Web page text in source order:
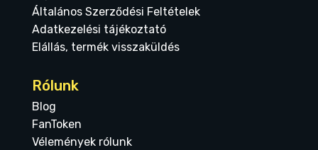
Általános Szerződési Feltételek
Adatkezelési tájékoztató
Elállás, termék visszaküldés
Rólunk
Blog
FanToken
Vélemények rólunk